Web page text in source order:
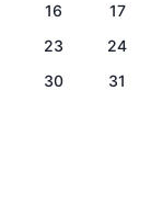
16
17
23
24
30
31